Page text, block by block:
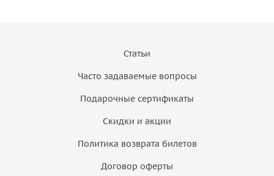
Статьи
Часто задаваемые вопросы
Подарочные сертификаты
Скидки и акции
Политика возврата билетов
Договор оферты